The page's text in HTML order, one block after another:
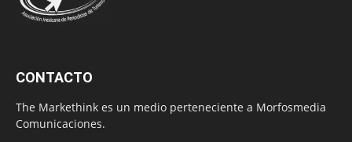
CONTACTO
The Markethink es un medio perteneciente a Morfosmedia
Comunicaciones.